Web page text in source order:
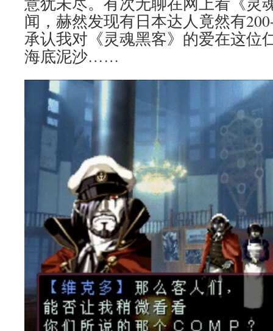
闻，赫然发现有日本达人竟然有
承认我对《灵魂黑客》的爱在这位
海底泥沙……